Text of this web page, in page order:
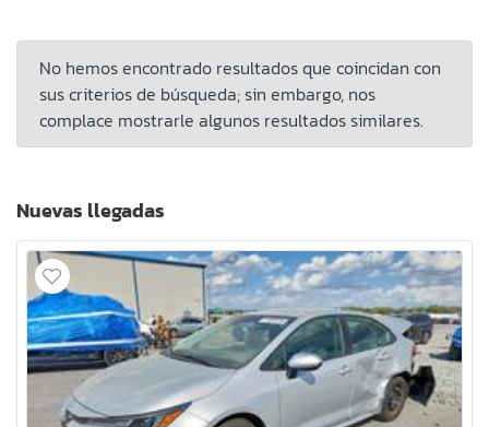
No hemos encontrado resultados que coincidan con
sus criterios de búsqueda; sin embargo, nos
complace mostrarle algunos resultados similares.
Nuevas llegadas